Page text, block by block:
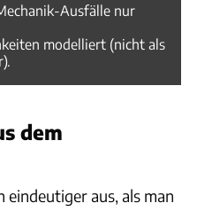
Ausfälle nur
modelliert (nicht als
dem
eindeutiger aus, als man